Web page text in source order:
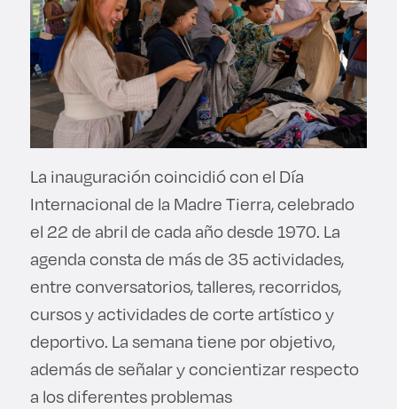
La inauguración coincidió con el Día
Internacional de la Madre Tierra, celebrado
el 22 de abril de cada año desde 1970. La
agenda consta de más de 35 actividades,
entre conversatorios, talleres, recorridos,
cursos y actividades de corte artístico y
deportivo. La semana tiene por objetivo,
además de señalar y concientizar respecto
a los diferentes problemas